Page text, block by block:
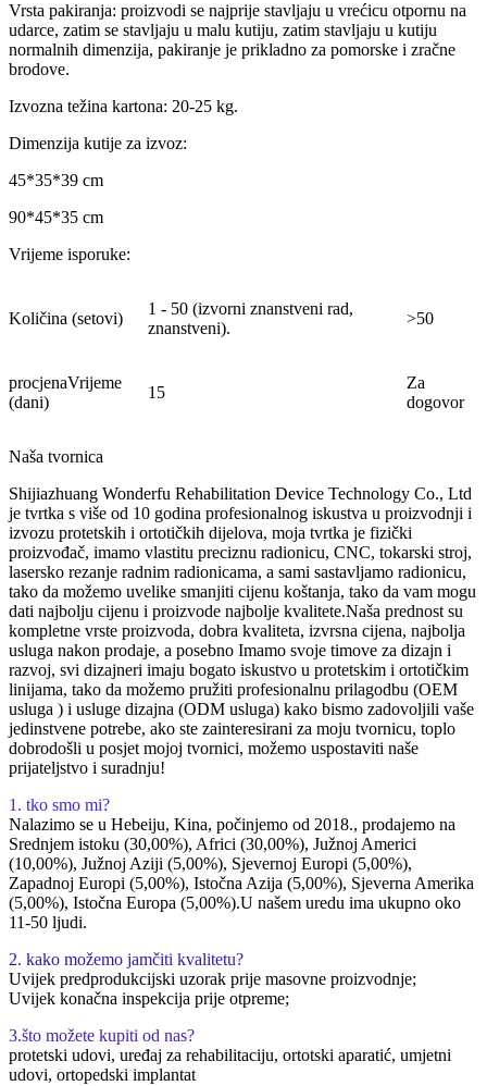
Vrsta pakiranja: proizvodi se najprije stavljaju u vrećicu otpornu na
udarce, zatim se stavljaju u malu kutiju, zatim stavljaju u kutiju
normalnih dimenzija, pakiranje je prikladno za pomorske i zračne
brodove.
Izvozna težina kartona: 20-25 kg.
Dimenzija kutije za izvoz:
45*35*39 cm
90*45*35 cm
Vrijeme isporuke:
Količina (setovi)
1 - 50 (izvorni znanstveni rad,
znanstveni).
>50
procjenaVrijeme
(dani)
15
Za
dogovor
Naša tvornica
Shijiazhuang Wonderfu Rehabilitation Device Technology Co., Ltd
je tvrtka s više od 10 godina profesionalnog iskustva u proizvodnji i
izvozu protetskih i ortotičkih dijelova, moja tvrtka je fizički
proizvođač, imamo vlastitu preciznu radionicu, CNC, tokarski stroj,
lasersko rezanje radnim radionicama, a sami sastavljamo radionicu,
tako da možemo uvelike smanjiti cijenu koštanja, tako da vam mogu
dati najbolju cijenu i proizvode najbolje kvalitete.Naša prednost su
kompletne vrste proizvoda, dobra kvaliteta, izvrsna cijena, najbolja
usluga nakon prodaje, a posebno Imamo svoje timove za dizajn i
razvoj, svi dizajneri imaju bogato iskustvo u protetskim i ortotičkim
linijama, tako da možemo pružiti profesionalnu prilagodbu (OEM
usluga ) i usluge dizajna (ODM usluga) kako bismo zadovoljili vaše
jedinstvene potrebe, ako ste zainteresirani za moju tvornicu, toplo
dobrodošli u posjet mojoj tvornici, možemo uspostaviti naše
prijateljstvo i suradnju!
1. tko smo mi?
Nalazimo se u Hebeiju, Kina, počinjemo od 2018., prodajemo na
Srednjem istoku (30,00%), Africi (30,00%), Južnoj Americi
(10,00%), Južnoj Aziji (5,00%), Sjevernoj Europi (5,00%),
Zapadnoj Europi (5,00%), Istočna Azija (5,00%), Sjeverna Amerika
(5,00%), Istočna Europa (5,00%).U našem uredu ima ukupno oko
11-50 ljudi.
2. kako možemo jamčiti kvalitetu?
Uvijek predprodukcijski uzorak prije masovne proizvodnje;
Uvijek konačna inspekcija prije otpreme;
3.što možete kupiti od nas?
protetski udovi, uređaj za rehabilitaciju, ortotski aparatić, umjetni
udovi, ortopedski implantat